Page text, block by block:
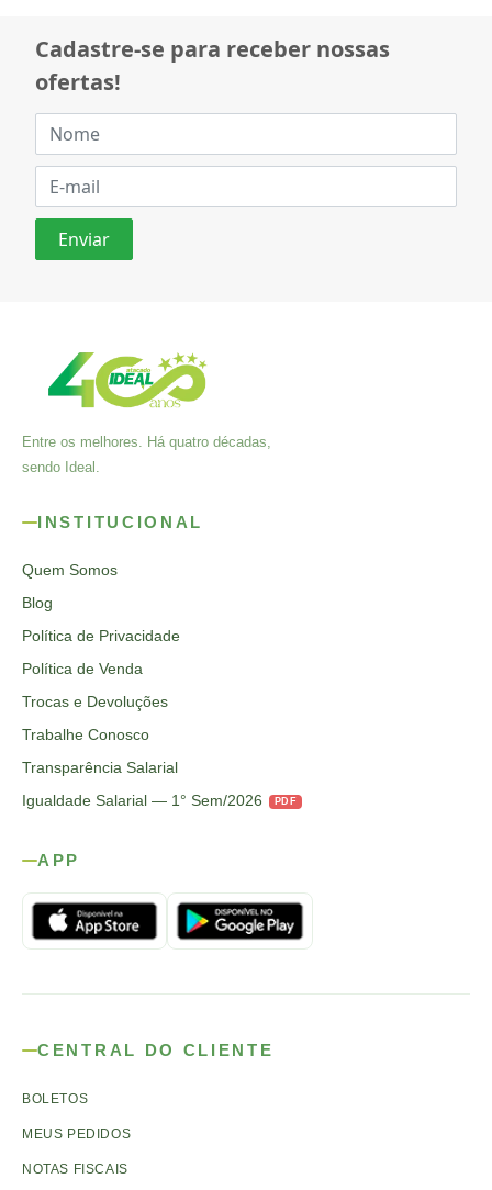
Cadastre-se para receber nossas
ofertas!
Entre os melhores. Há quatro décadas,
sendo Ideal.
INSTITUCIONAL
Quem Somos
Blog
Política de Privacidade
Política de Venda
Trocas e Devoluções
Trabalhe Conosco
Transparência Salarial
Igualdade Salarial — 1° Sem/2026
PDF
APP
CENTRAL DO CLIENTE
BOLETOS
MEUS PEDIDOS
NOTAS FISCAIS